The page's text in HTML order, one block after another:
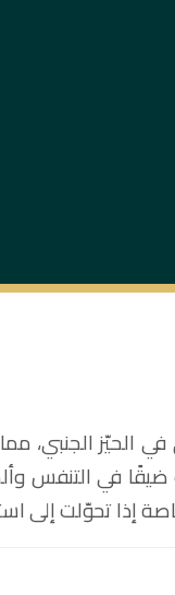
في الحيّز الجنبي،
ضيقًا في التنفس
إذا تحوّلت إلى